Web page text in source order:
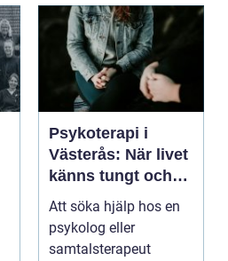
Psykoterapi i
Västerås: När livet
känns tungt och
du behöver prata
med någon
Att söka hjälp hos en
psykolog eller
samtalsterapeut